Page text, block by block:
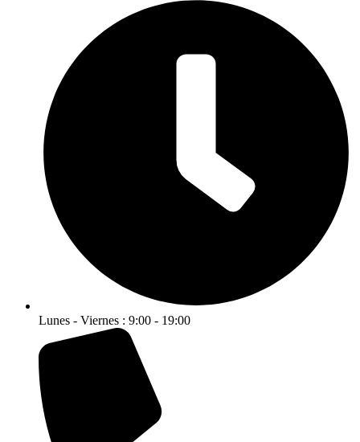
Lunes - Viernes : 9:00 - 19:00